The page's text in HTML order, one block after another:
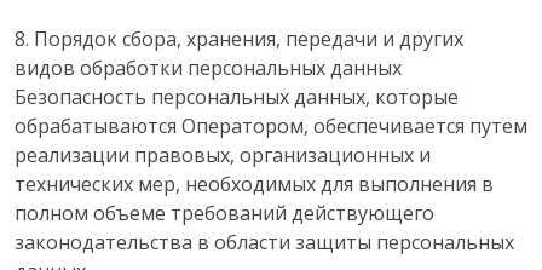
8. Порядок сбора, хранения, передачи и других
видов обработки персональных данных
Безопасность персональных данных, которые
обрабатываются Оператором, обеспечивается путем
реализации правовых, организационных и
технических мер, необходимых для выполнения в
полном объеме требований действующего
законодательства в области защиты персональных